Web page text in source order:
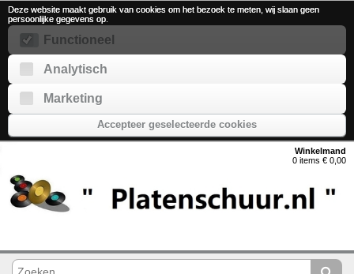
Deze website maakt gebruik van cookies om het bezoek te meten, wij slaan geen
persoonlijke gegevens op.
Functioneel
Analytisch
Marketing
Accepteer geselecteerde cookies
Winkelmand
0 items € 0,00